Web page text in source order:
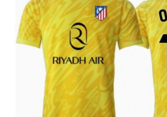
Moj račun
Trgovina
Zaključek nakupa